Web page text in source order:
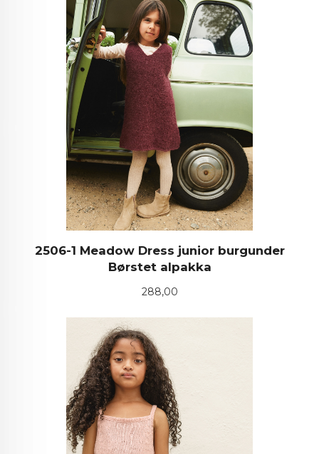
2506-1 Meadow Dress junior burgunder
Børstet alpakka
Pris
288,00